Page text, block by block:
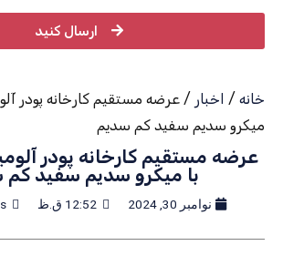
ارسال کنید
خانه / اخبار / عرضه مستقیم کارخانه پودر
میکرو سدیم سفید کم سدیم
عرضه مستقیم کارخانه پودر
با میکرو سدیم سفید کم
نوامبر 30, 2024 12:52 ق.ظ